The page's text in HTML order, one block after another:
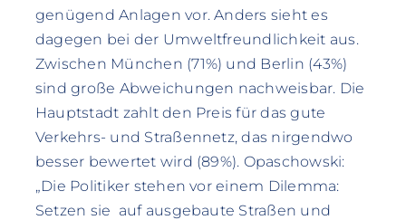
genügend Anlagen vor. Anders sieht es
dagegen bei der Umweltfreundlichkeit aus.
Zwischen München (71%) und Berlin (43%)
sind große Abweichungen nachweisbar. Die
Hauptstadt zahlt den Preis für das gute
Verkehrs- und Straßennetz, das nirgendwo
besser bewertet wird (89%). Opaschowski:
„Die Politiker stehen vor einem Dilemma:
Setzen sie auf ausgebaute Straßen und